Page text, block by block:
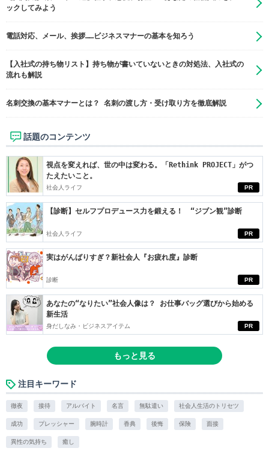
ックしてみよう
電話対応、メール、挨拶……ビジネスマナーの基本を知ろう
【入社式の持ち物リスト】持ち物が書いていないときの対処法、入社式の
流れも解説
名刺交換の基本マナーとは？ 名刺の渡し方・受け取り方を徹底解説
話題のコンテンツ
PR
視点を変えれば、世の中は変わる。「Rethink PROJECT」がつ
たえたいこと。
社会人ライフ
PR
【診断】セルフプロデュース力を鍛える！ “ジブン観”診断
社会人ライフ
PR
実はがんばりすぎ？新社会人『お疲れ度』診断
診断
PR
あなたの“なりたい”社会人像は？ お仕事バッグ選びから始める
新生活
身だしなみ・ビジネスアイテム
もっと見る
注目キーワード
徹夜 接待 アルバイト 名言 無駄遣い 社会人生活のトリセツ
成功 プレッシャー 腕時計 香典 後悔 保険 面接
異性の気持ち 癒し